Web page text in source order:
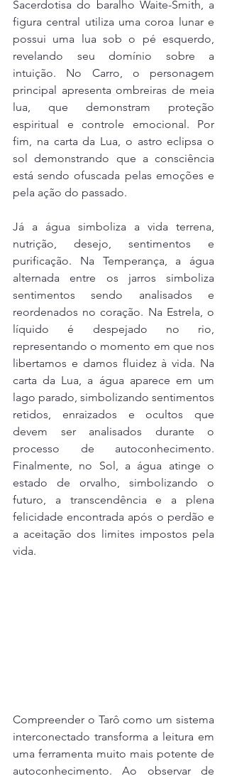
Sacerdotisa do baralho Waite-Smith, a
figura central utiliza uma coroa lunar e
possui uma lua sob o pé esquerdo,
revelando seu domínio sobre a
intuição. No Carro, o personagem
principal apresenta ombreiras de meia
lua, que demonstram proteção
espiritual e controle emocional. Por
fim, na carta da Lua, o astro eclipsa o
sol demonstrando que a consciência
está sendo ofuscada pelas emoções e
pela ação do passado.
Já a água simboliza a vida terrena,
nutrição, desejo, sentimentos e
purificação. Na Temperança, a água
alternada entre os jarros simboliza
sentimentos sendo analisados e
reordenados no coração. Na Estrela, o
líquido é despejado no rio,
representando o momento em que nos
libertamos e damos fluidez à vida. Na
carta da Lua, a água aparece em um
lago parado, simbolizando sentimentos
retidos, enraizados e ocultos que
devem ser analisados durante o
processo de autoconhecimento.
Finalmente, no Sol, a água atinge o
estado de orvalho, simbolizando o
futuro, a transcendência e a plena
felicidade encontrada após o perdão e
a aceitação dos limites impostos pela
vida.
Compreender o Tarô como um sistema
interconectado transforma a leitura em
uma ferramenta muito mais potente de
autoconhecimento. Ao observar de